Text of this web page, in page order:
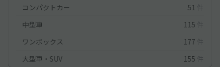
コンパクトカー 51 件
中型車
115 件
ワンボックス
177 件
大型車・SUV
155 件